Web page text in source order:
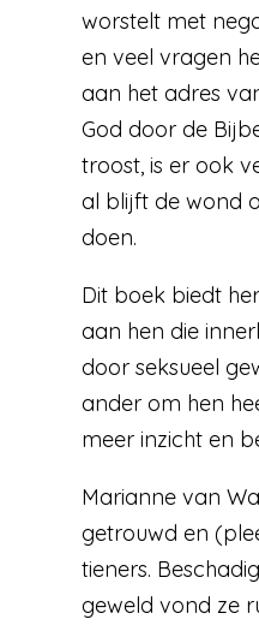
worstelt met
en veel vragen
aan het adres
God door de
troost, is er ook
al blijft de wond
doen.
Dit boek biedt
aan hen die
door seksueel
ander om hen
meer inzicht en
Marianne van
getrouwd en
tieners.
geweld vond ze